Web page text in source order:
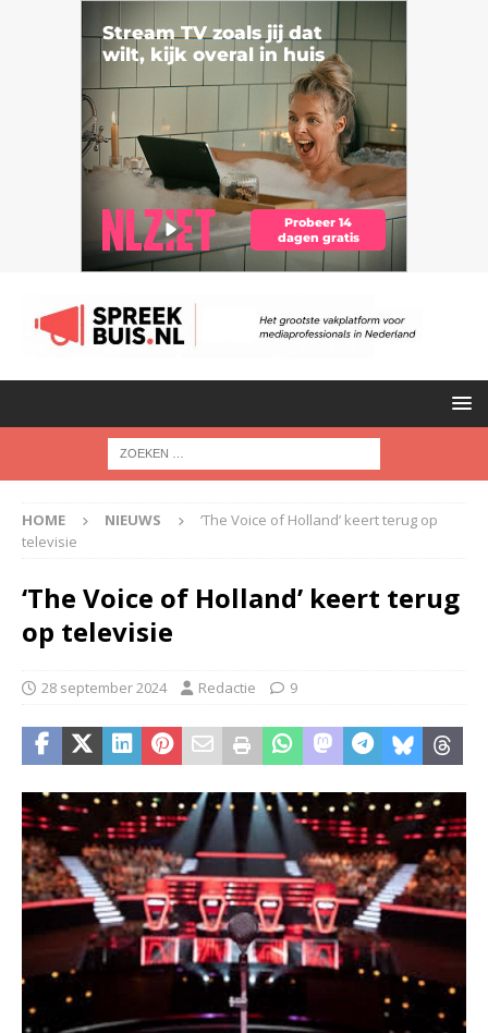
HOME NIEUWS
‘The Voice of Holland’ keert terug op
televisie
‘The Voice of Holland’ keert terug
op televisie
28 september 2024 Redactie 9